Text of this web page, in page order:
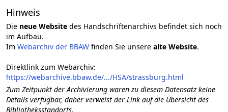
Hinweis
Die neue Website des Handschriftenarchivs befindet sich noch
im Aufbau.
Im Webarchiv der BBAW finden Sie unsere alte Website.
Direktlink zum Webarchiv:
https://webarchive.bbaw.de/.../HSA/strassburg.html
Zum Zeitpunkt der Archivierung waren zu diesem Datensatz keine
Details verfügbar, daher verweist der Link auf die Übersicht des
Bibliotheksstandorts.